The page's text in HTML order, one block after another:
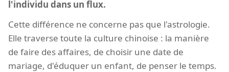
l'individu dans un flux.
Cette différence ne concerne pas que l'astrologie.
Elle traverse toute la culture chinoise : la manière
de faire des affaires, de choisir une date de
mariage, d'éduquer un enfant, de penser le temps.